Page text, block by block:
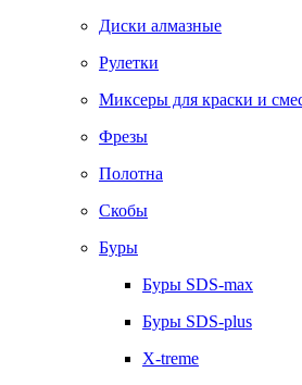
Диски алмазные
Рулетки
Миксеры для краски и
Фрезы
Полотна
Скобы
Буры
Буры SDS-max
Буры SDS-plus
X-treme